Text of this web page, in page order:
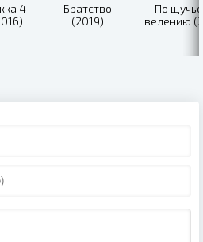
4
Братство
(2019)
По
велению